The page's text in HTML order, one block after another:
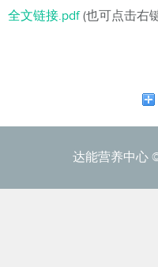
全文链接.pdf(也可点击右
达能营养中心